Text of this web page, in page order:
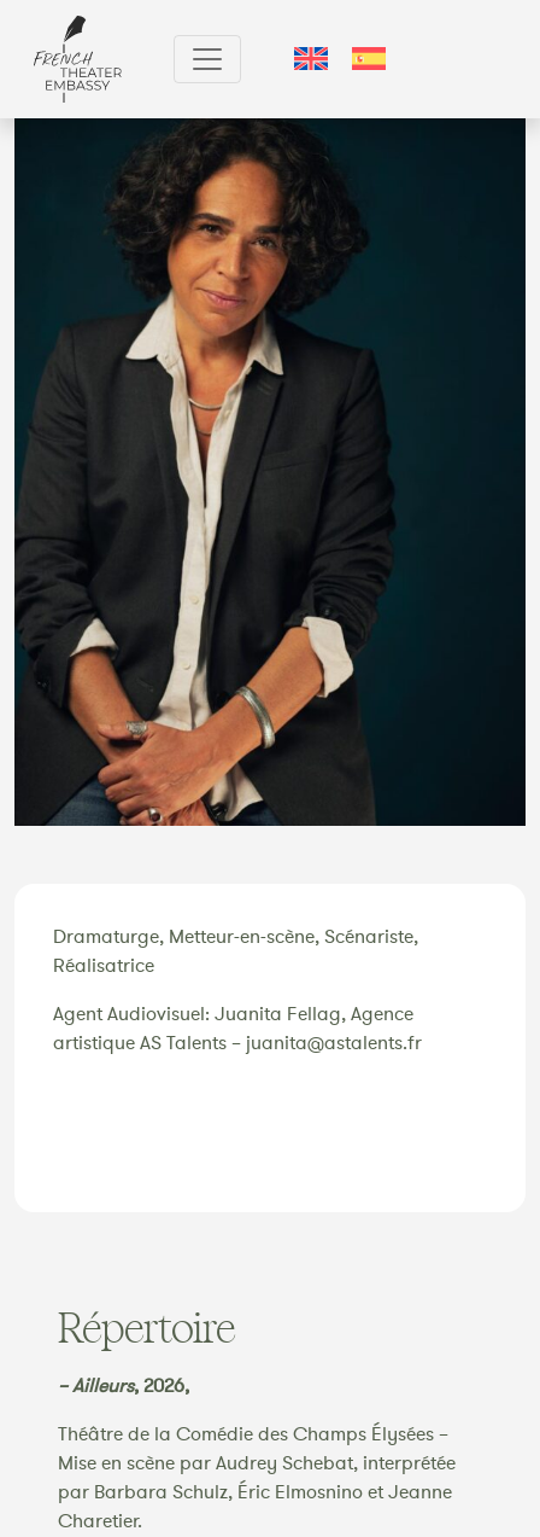
Dramaturge, Metteur-en-scène, Scénariste,
Réalisatrice
Agent Audiovisuel: Juanita Fellag, Agence
artistique AS Talents – juanita@astalents.fr
Répertoire
– Ailleurs, 2026,
Théâtre de la Comédie des Champs Élysées –
Mise en scène par Audrey Schebat, interprétée
par Barbara Schulz, Éric Elmosnino et Jeanne
Charetier.